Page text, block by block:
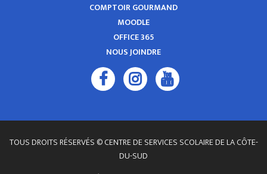
COMPTOIR GOURMAND
MOODLE
OFFICE 365
NOUS JOINDRE
TOUS DROITS RÉSERVÉS © CENTRE DE SERVICES SCOLAIRE DE LA CÔTE-
DU-SUD